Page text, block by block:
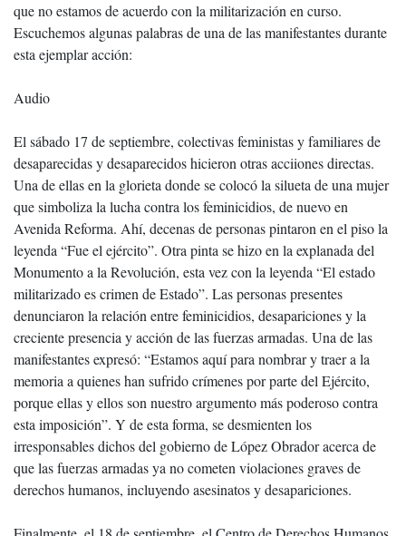
que no estamos de acuerdo con la militarización en curso.
Escuchemos algunas palabras de una de las manifestantes durante
esta ejemplar acción:
Audio
El sábado 17 de septiembre, colectivas feministas y familiares de
desaparecidas y desaparecidos hicieron otras acciiones directas.
Una de ellas en la glorieta donde se colocó la silueta de una mujer
que simboliza la lucha contra los feminicidios, de nuevo en
Avenida Reforma. Ahí, decenas de personas pintaron en el piso la
leyenda “Fue el ejército”. Otra pinta se hizo en la explanada del
Monumento a la Revolución, esta vez con la leyenda “El estado
militarizado es crimen de Estado”. Las personas presentes
denunciaron la relación entre feminicidios, desapariciones y la
creciente presencia y acción de las fuerzas armadas. Una de las
manifestantes expresó: “Estamos aquí para nombrar y traer a la
memoria a quienes han sufrido crímenes por parte del Ejército,
porque ellas y ellos son nuestro argumento más poderoso contra
esta imposición”. Y de esta forma, se desmienten los
irresponsables dichos del gobierno de López Obrador acerca de
que las fuerzas armadas ya no cometen violaciones graves de
derechos humanos, incluyendo asesinatos y desapariciones.